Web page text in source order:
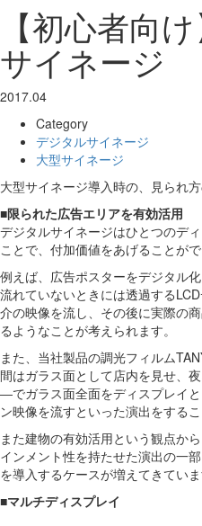
【初心者向
サイネージ
2017.04
Category
デジタルサイネージ
大型サイネージ
大型サイネージ導入時の、見られ方
■限られた広告エリアを有効活用
デジタルサイネージはひとつのデ
ことで、付加価値をあげることがで
例えば、広告ポスターをデジタル
流れていないときには透過する
介の映像を流し、その後に実際の
るようなことが考えられます。
また、当社製品の調光フィルム
間はガラス面として店内を見せ、
―でガラス面全面をディスプレイ
ン映像を流すといった演出をするこ
また建物の有効活用という観点か
インメント性を持たせた演出の一
を導入するケースが増えてきていま
■マルチディスプレイ